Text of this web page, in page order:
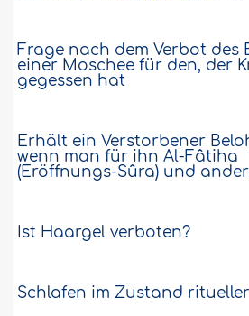
Frage nach dem Verbot des
einer Moschee für den, der
gegessen hat
Erhält ein Verstorbener
wenn man für ihn Al-Fâtiha
(Eröffnungs-Sûra) und
Ist Haargel verboten?
Schlafen im Zustand